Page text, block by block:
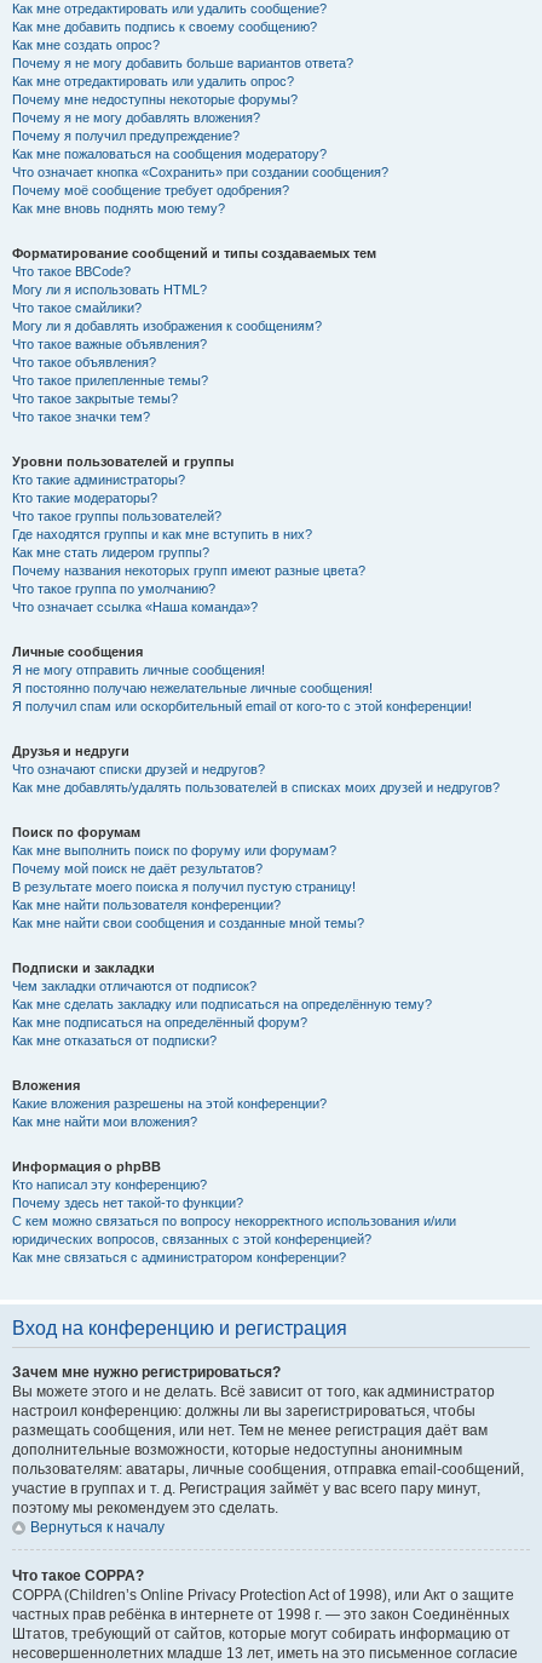
Как мне отредактировать или удалить сообщение?
Как мне добавить подпись к своему сообщению?
Как мне создать опрос?
Почему я не могу добавить больше вариантов ответа?
Как мне отредактировать или удалить опрос?
Почему мне недоступны некоторые форумы?
Почему я не могу добавлять вложения?
Почему я получил предупреждение?
Как мне пожаловаться на сообщения модератору?
Что означает кнопка «Сохранить» при создании сообщения?
Почему моё сообщение требует одобрения?
Как мне вновь поднять мою тему?
Форматирование сообщений и типы создаваемых тем
Что такое BBCode?
Могу ли я использовать HTML?
Что такое смайлики?
Могу ли я добавлять изображения к сообщениям?
Что такое важные объявления?
Что такое объявления?
Что такое прилепленные темы?
Что такое закрытые темы?
Что такое значки тем?
Уровни пользователей и группы
Кто такие администраторы?
Кто такие модераторы?
Что такое группы пользователей?
Где находятся группы и как мне вступить в них?
Как мне стать лидером группы?
Почему названия некоторых групп имеют разные цвета?
Что такое группа по умолчанию?
Что означает ссылка «Наша команда»?
Личные сообщения
Я не могу отправить личные сообщения!
Я постоянно получаю нежелательные личные сообщения!
Я получил спам или оскорбительный email от кого-то с этой конференции!
Друзья и недруги
Что означают списки друзей и недругов?
Как мне добавлять/удалять пользователей в списках моих друзей и недругов?
Поиск по форумам
Как мне выполнить поиск по форуму или форумам?
Почему мой поиск не даёт результатов?
В результате моего поиска я получил пустую страницу!
Как мне найти пользователя конференции?
Как мне найти свои сообщения и созданные мной темы?
Подписки и закладки
Чем закладки отличаются от подписок?
Как мне сделать закладку или подписаться на определённую тему?
Как мне подписаться на определённый форум?
Как мне отказаться от подписки?
Вложения
Какие вложения разрешены на этой конференции?
Как мне найти мои вложения?
Информация о phpBB
Кто написал эту конференцию?
Почему здесь нет такой-то функции?
С кем можно связаться по вопросу некорректного использования и/или
юридических вопросов, связанных с этой конференцией?
Как мне связаться с администратором конференции?
Вход на конференцию и регистрация
Зачем мне нужно регистрироваться?
Вы можете этого и не делать. Всё зависит от того, как администратор
настроил конференцию: должны ли вы зарегистрироваться, чтобы
размещать сообщения, или нет. Тем не менее регистрация даёт вам
дополнительные возможности, которые недоступны анонимным
пользователям: аватары, личные сообщения, отправка email-сообщений,
участие в группах и т. д. Регистрация займёт у вас всего пару минут,
поэтому мы рекомендуем это сделать.
Вернуться к началу
Что такое COPPA?
COPPA (Children’s Online Privacy Protection Act of 1998), или Акт о защите
частных прав ребёнка в интернете от 1998 г. — это закон Соединённых
Штатов, требующий от сайтов, которые могут собирать информацию от
несовершеннолетних младше 13 лет, иметь на это письменное согласие